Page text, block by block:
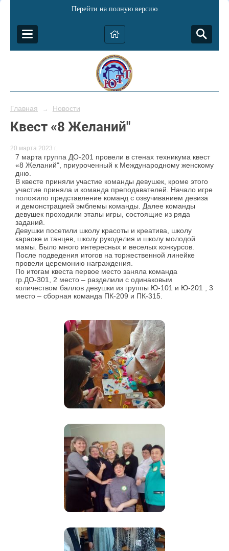
Перейти на полную версию
Главная → Новости
Квест «8 Желаний"
20 марта 2023 г.
7 марта группа ДО-201 провели в стенах техникума квест
«8 Желаний", приуроченный к Международному женскому
дню.
В квесте приняли участие команды девушек, кроме этого
участие приняла и команда преподавателей. Начало игре
положило представление команд с озвучиванием девиза
и демонстрацией эмблемы команды. Далее команды
девушек проходили этапы игры, состоящие из ряда
заданий.
Девушки посетили школу красоты и креатива, школу
караоке и танцев, школу рукоделия и школу молодой
мамы. Было много интересных и веселых конкурсов.
После подведения итогов на торжественной линейке
провели церемонию награждения.
По итогам квеста первое место заняла команда
гр.ДО-301, 2 место – разделили с одинаковым
количеством баллов девушки из группы Ю-101 и Ю-201 , 3
место – сборная команда ПК-209 и ПК-315.